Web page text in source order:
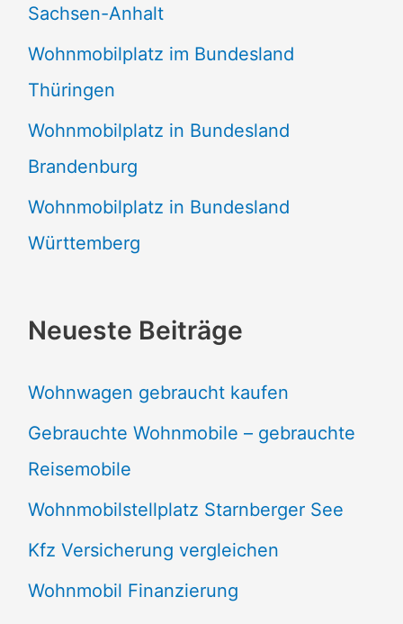
Sachsen-Anhalt
Wohnmobilplatz im Bundesland
Thüringen
Wohnmobilplatz in Bundesland
Brandenburg
Wohnmobilplatz in Bundesland
Württemberg
Neueste Beiträge
Wohnwagen gebraucht kaufen
Gebrauchte Wohnmobile – gebrauchte
Reisemobile
Wohnmobilstellplatz Starnberger See
Kfz Versicherung vergleichen
Wohnmobil Finanzierung